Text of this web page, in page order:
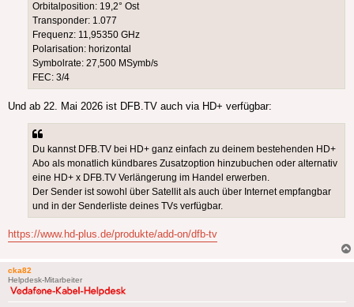
Orbitalposition: 19,2° Ost
Transponder: 1.077
Frequenz: 11,95350 GHz
Polarisation: horizontal
Symbolrate: 27,500 MSymb/s
FEC: 3/4
Und ab 22. Mai 2026 ist DFB.TV auch via HD+ verfügbar:
Du kannst DFB.TV bei HD+ ganz einfach zu deinem bestehenden HD+
Abo als monatlich kündbares Zusatzoption hinzubuchen oder alternativ
eine HD+ x DFB.TV Verlängerung im Handel erwerben.
Der Sender ist sowohl über Satellit als auch über Internet empfangbar
und in der Senderliste deines TVs verfügbar.
https://www.hd-plus.de/produkte/add-on/dfb-tv
cka82
Helpdesk-Mitarbeiter